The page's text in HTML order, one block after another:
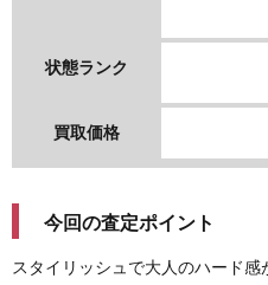
状態ランク
買取価格
今回の査定ポイント
スタイリッシュで大人のハード感